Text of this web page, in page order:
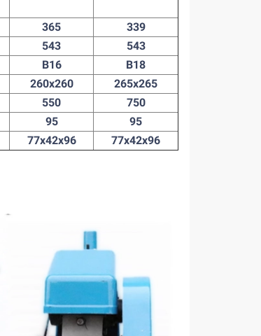
365
339
543
543
B16
B18
260x260
265x265
550
750
95
95
77x42x96
77x42x96